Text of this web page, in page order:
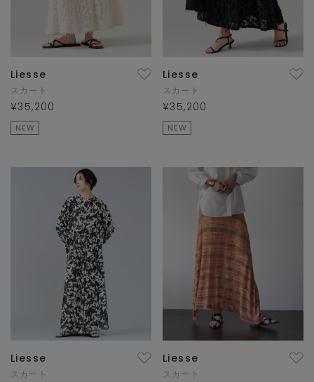
Liesse
スカート
¥35,200
NEW
Liesse
スカート
¥35,200
NEW
Liesse
スカート
Liesse
スカート